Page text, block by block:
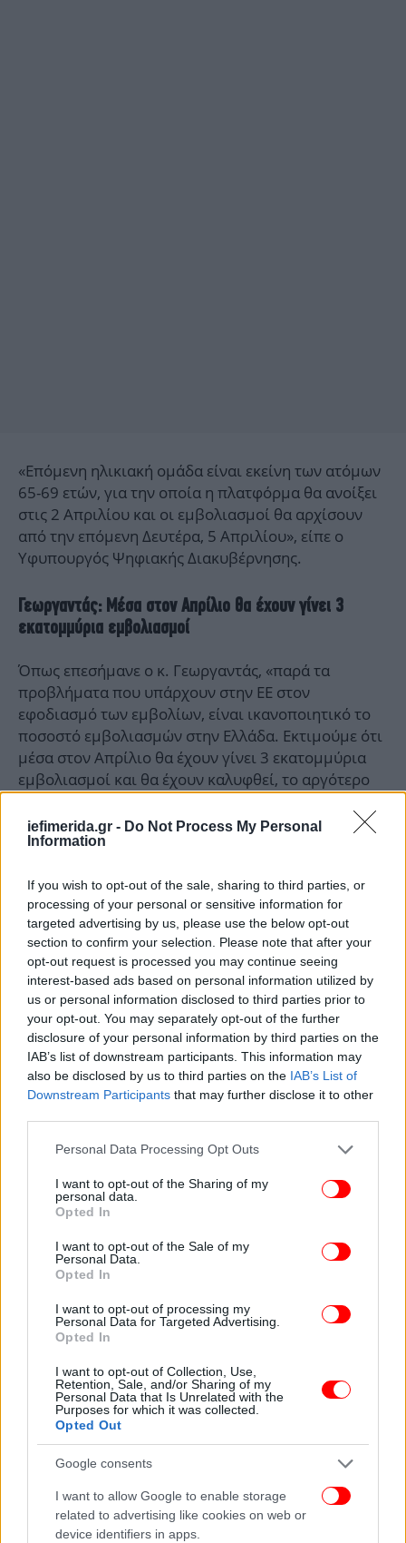
iefimerida.gr - Do Not Process My Personal
Information
If you wish to opt-out of the sale, sharing to third parties, or
processing of your personal or sensitive information for
targeted advertising by us, please use the below opt-out
section to confirm your selection. Please note that after your
opt-out request is processed you may continue seeing
interest-based ads based on personal information utilized by
us or personal information disclosed to third parties prior to
your opt-out. You may separately opt-out of the further
disclosure of your personal information by third parties on the
IAB’s list of downstream participants. This information may
also be disclosed by us to third parties on the IAB’s List of
Downstream Participants that may further disclose it to other
Please note that this website/app uses one or more Google
not limited to your visit or usage behaviour. You may click to
grant or deny consent to Google and its third-party tags to
use your data for below specified purposes in below Google
consent section.
Personal Data Processing Opt Outs
I want to opt-out of the Sharing of my
personal data.
Opted In
I want to opt-out of the Sale of my
Personal Data.
Opted In
I want to opt-out of processing my
Personal Data for Targeted Advertising.
Opted In
I want to opt-out of Collection, Use,
Retention, Sale, and/or Sharing of my
Personal Data that Is Unrelated with the
Purposes for which it was collected.
Opted Out
Google consents
I want to allow Google to enable storage
related to advertising like cookies on web or
device identifiers in apps.
«Επόμενη ηλικιακή ομάδα είναι εκείνη των ατόμων
65-69 ετών, για την οποία η πλατφόρμα θα ανοίξει
στις 2 Απριλίου και οι εμβολιασμοί θα αρχίσουν
από την επόμενη Δευτέρα, 5 Απριλίου», είπε ο
Υφυπουργός Ψηφιακής Διακυβέρνησης.
Γεωργαντάς: Μέσα στον Απρίλιο θα έχουν γίνει 3
εκατομμύρια εμβολιασμοί
Όπως επεσήμανε ο κ. Γεωργαντάς, «παρά τα
προβλήματα που υπάρχουν στην ΕΕ στον
εφοδιασμό των εμβολίων, είναι ικανοποιητικό το
ποσοστό εμβολιασμών στην Ελλάδα. Εκτιμούμε ότι
μέσα στον Απρίλιο θα έχουν γίνει 3 εκατομμύρια
εμβολιασμοί και θα έχουν καλυφθεί, το αργότερο
ετών ή ανήκουν σε ευπαθείς ομάδες».
εμβολιασμοί των καθηγητών και των μαθητών άνω
των 16 ετών στα Ειδικά Σχολεία. Όσοι δήλωσαν ότι
επιθυμούν να εμβολιαστούν, μπορούν να μπουν
στην πλατφόρμα και να κλείσουν ραντεβού για τον
εμβολιασμό τους».
Τέλος, αναφορικά με τα voucher των 200 ευρώ για
laptop και υπολογιστές, ο κ. Γεωργαντάς είπε ότι
πολύ άμεσα, εντός των ημερών θα ξεκινήσει η
λειτουργία της πλατφόρμας για τις αιτήσεις και θα
Κυβέρνηση.